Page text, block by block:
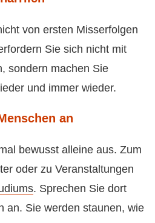
von ersten Misserfolgen
Sie sich nicht mit
sondern machen Sie
und immer wieder.
an
bewusst alleine aus. Zum
oder zu Veranstaltungen
. Sprechen Sie dort
an. Sie werden staunen, wie